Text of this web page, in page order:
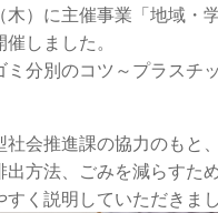
木）に主催事業「地域・
しました。
ミ分別のコツ～プラスチ
社会推進課の協力のもと
出方法、ごみを減らすた
く説明していただきまし